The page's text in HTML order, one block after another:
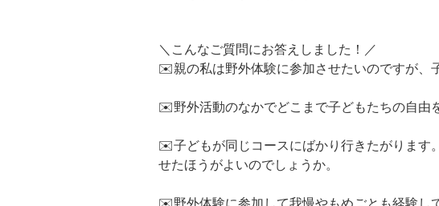
＼こんなご質問にお答えしました！／
✉️親の私は野外体験に参加させたいのですが、
✉️野外活動のなかでどこまで子どもたちの自由
✉️子どもが同じコースにばかり行きたがります
せたほうがよいのでしょうか。
✉️野外体験に参加して我慢やもめごとも経験し